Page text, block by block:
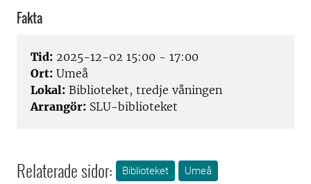
Fakta
Tid: 2025-12-02 15:00 - 17:00
Ort: Umeå
Lokal: Biblioteket, tredje våningen
Arrangör: SLU-biblioteket
Relaterade sidor: Biblioteket Umeå